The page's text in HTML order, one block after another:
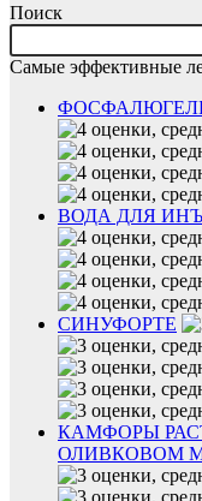
Поиск
Самые эффективные
ВОДА ДЛЯ
СИНУФОРТЕ
КАМФОРЫ
ОЛИВКОВОМ